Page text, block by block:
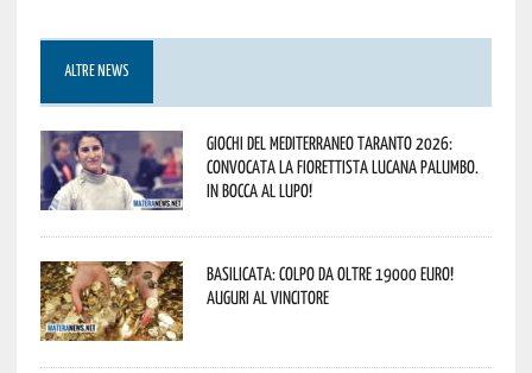
ALTRE NEWS
Giochi del Mediterraneo Taranto 2026:
convocata la fiorettista lucana Palumbo.
In bocca al lupo!
Basilicata: colpo da oltre 19000 Euro!
Auguri al vincitore